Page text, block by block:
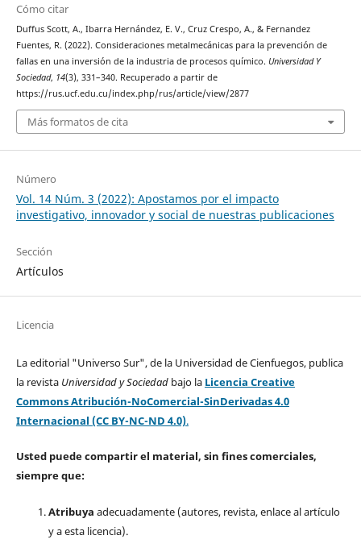
Cómo citar
Duffus Scott, A., Ibarra Hernández, E. V., Cruz Crespo, A., & Fernandez
Fuentes, R. (2022). Consideraciones metalmecánicas para la prevención de
fallas en una inversión de la industria de procesos químico. Universidad Y
Sociedad, 14(3), 331–340. Recuperado a partir de
https://rus.ucf.edu.cu/index.php/rus/article/view/2877
Más formatos de cita
Número
Vol. 14 Núm. 3 (2022): Apostamos por el impacto
investigativo, innovador y social de nuestras publicaciones
Sección
Artículos
Licencia
La editorial "Universo Sur", de la Universidad de Cienfuegos, publica
la revista Universidad y Sociedad bajo la Licencia Creative
Commons Atribución-NoComercial-SinDerivadas 4.0
Internacional (CC BY-NC-ND 4.0).
Usted puede compartir el material, sin fines comerciales,
siempre que:
Atribuya adecuadamente (autores, revista, enlace al artículo
y a esta licencia).